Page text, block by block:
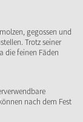
gegossen und
Trotz seiner
die feinen Fäden
nach dem Fest